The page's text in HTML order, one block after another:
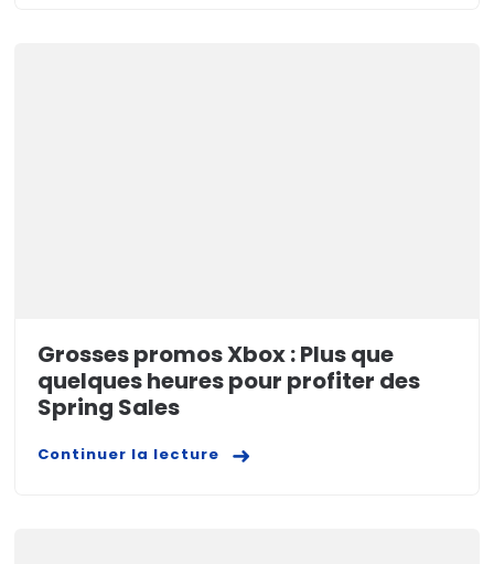
Grosses promos Xbox : Plus que
quelques heures pour profiter des
Spring Sales
Continuer la lecture